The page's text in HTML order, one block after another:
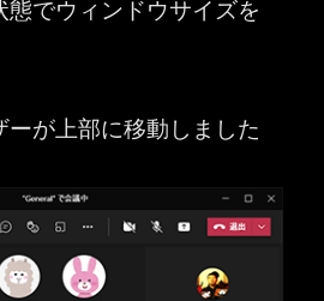
でウィンドウサイズを
が上部に移動しました